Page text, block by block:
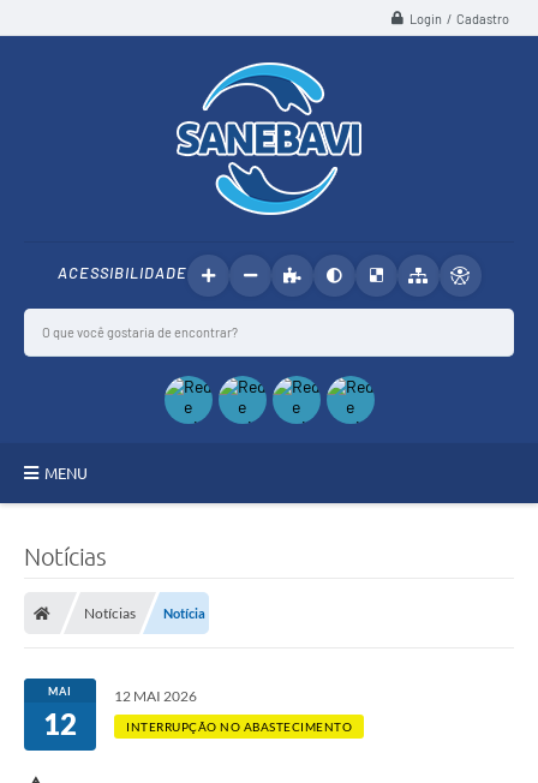
Login / Cadastro
ACESSIBILIDADE
MENU
ÁGUA
COMPRAS E LICITAÇÕES
Notícias
Notícias Notícia
MAI
12
12 MAI 2026
INTERRUPÇÃO NO ABASTECIMENTO